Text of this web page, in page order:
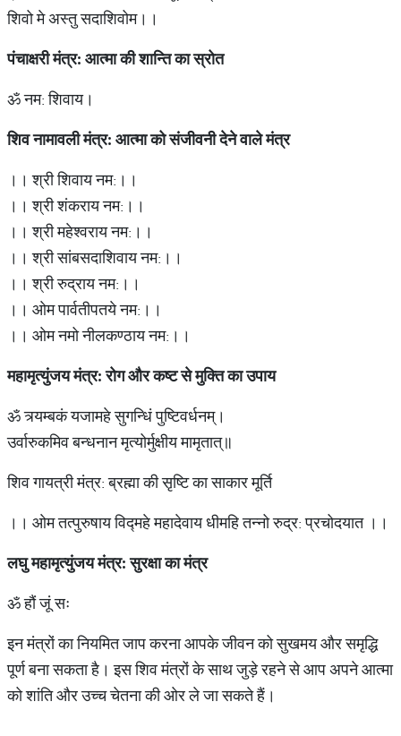
शिवो मे अस्तु सदाशिवोम।।
पंचाक्षरी मंत्र: आत्मा की शान्ति का स्रोत
ॐ नम: शिवाय।
शिवनामावलीमंत्र: आत्माकोसंजीवनीदेनेवालेमंत्र
।। श्री शिवाय नम:।।
।। श्री शंकराय नम:।।
।। श्री महेश्वराय नम:।।
।। श्री सांबसदाशिवाय नम:।।
।। श्री रुद्राय नम:।।
।। ओम पार्वतीपतये नम:।।
।। ओम नमो नीलकण्ठाय नम:।।
महामृत्युंजय मंत्र: रोग और कष्ट से मुक्ति का उपाय
ॐ त्र्यम्बकं यजामहे सुगन्धिं पुष्टिवर्धनम्।
उर्वारुकमिव बन्धनान मृत्योर्मुक्षीय मामृतात्॥
शिव गायत्री मंत्र: ब्रह्मा की सृष्टि का साकार मूर्ति
।। ओम तत्पुरुषाय विद्महे महादेवाय धीमहि तन्नो रुद्र: प्रचोदयात ।।
लघुमहामृत्युंजयमंत्र:सुरक्षाकामंत्र
ॐ हौं जूं सः
इन मंत्रों का नियमित जाप करना आपके जीवन को सुखमय और समृद्धि
पूर्ण बना सकता है। इस शिव मंत्रों के साथ जुड़े रहने से आप अपने आत्मा
को शांति और उच्च चेतना की ओर ले जा सकते हैं।